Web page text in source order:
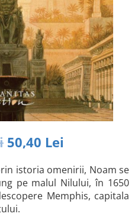
50,40 Lei
istoria omenirii, Noam se
pe malul Nilului, în 1650
Memphis, capitala